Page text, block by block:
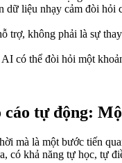
liệu nhạy cảm đòi hỏi
trợ, không phải là sự
có thể đòi hỏi một
tự động:
mà là một bước tiến
có khả năng tự học, tự